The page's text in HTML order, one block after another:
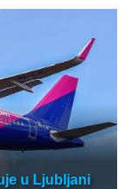
u Ljubljani